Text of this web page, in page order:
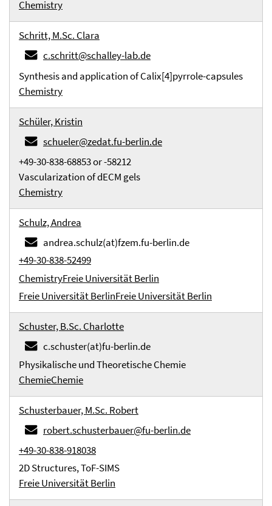
Chemistry
Schritt, M.Sc. Clara
c.schritt@schalley-lab.de
Synthesis and application of Calix[4]pyrrole-capsules
Chemistry
Schüler, Kristin
schueler@zedat.fu-berlin.de
+49-30-838-68853 or -58212
Vascularization of dECM gels
Chemistry
Schulz, Andrea
andrea.schulz(at)fzem.fu-berlin.de
+49-30-838-52499
ChemistryFreie Universität Berlin
Freie Universität BerlinFreie Universität Berlin
Schuster, B.Sc. Charlotte
c.schuster(at)fu-berlin.de
Physikalische und Theoretische Chemie
ChemieChemie
Schusterbauer, M.Sc. Robert
robert.schusterbauer@fu-berlin.de
+49-30-838-918038
2D Structures, ToF-SIMS
Freie Universität Berlin